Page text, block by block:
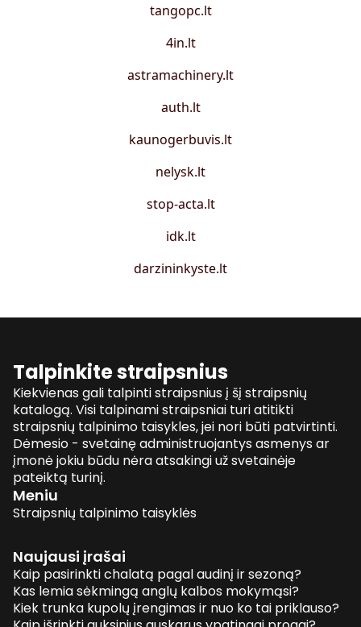
tangopc.lt
4in.lt
astramachinery.lt
auth.lt
kaunogerbuvis.lt
nelysk.lt
stop-acta.lt
idk.lt
darzininkyste.lt
Talpinkite straipsnius
Kiekvienas gali talpinti straipsnius į šį straipsnių
katalogą. Visi talpinami straipsniai turi atitikti
straipsnių talpinimo taisykles, jei nori būti patvirtinti.
Dėmesio - svetainę administruojantys asmenys ar
įmonė jokiu būdu nėra atsakingi už svetainėje
pateiktą turinį.
Meniu
Straipsnių talpinimo taisyklės
Naujausi įrašai
Kaip pasirinkti chalatą pagal audinį ir sezoną?
Kas lemia sėkmingą anglų kalbos mokymąsi?
Kiek trunka kupolų įrengimas ir nuo ko tai priklauso?